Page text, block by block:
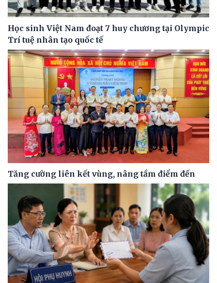
Học sinh Việt Nam đoạt 7 huy chương tại Olympic
Trí tuệ nhân tạo quốc tế
Tăng cường liên kết vùng, nâng tầm điểm đến